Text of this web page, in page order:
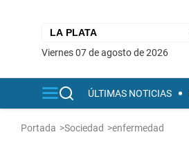
viernes 07 de agosto de 2026
ÚLTIMAS NOTICIAS
Portada >Sociedad >enfermedad